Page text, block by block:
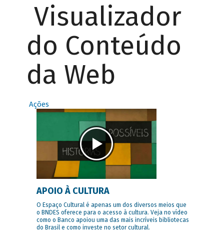
Visualizador
do Conteúdo
da Web
Ações
APOIO À CULTURA
O Espaço Cultural é apenas um dos diversos meios que
o BNDES oferece para o acesso à cultura. Veja no vídeo
como o Banco apoiou uma das mais incríveis bibliotecas
do Brasil e como investe no setor cultural.